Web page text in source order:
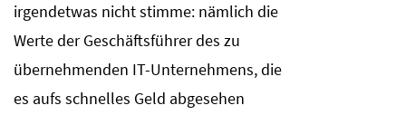
irgendetwas nicht stimme: nämlich die
Werte der Geschäftsführer des zu
übernehmenden IT-Unternehmens, die
es aufs schnelles Geld abgesehen